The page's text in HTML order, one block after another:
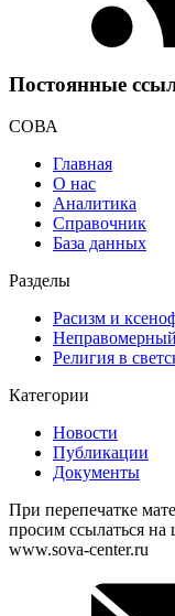
Постоянные
СОВА
Главная
О нас
Аналитика
Справочник
База данных
Разделы
Расизм и
Религия в
Категории
Новости
Публикации
Документы
При перепечатке
просим ссылаться
www.sova-center.ru